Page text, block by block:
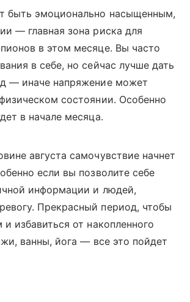
быть эмоционально насыщенным,
— главная зона риска для
в этом месяце. Вы часто
в себе, но сейчас лучше дать
— иначе напряжение может
состоянии. Особенно
в начале месяца.
августа самочувствие начнет
если вы позволите себе
информации и людей,
Прекрасный период, чтобы
и избавиться от накопленного
ванны, йога — все это пойдет